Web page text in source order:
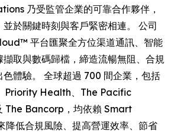
乃受監管企業的可靠合作夥伴，
於關鍵時刻與客戶緊密相連。 公司
平台匯聚全方位渠道通訊、智能
取與數碼歸檔，締造流暢無阻、合規
體驗。 全球超過 700 間企業，包括
Priority Health、The Pacific
The Bancorp，均依賴 Smart
低合規風險、提高營運效率、節省